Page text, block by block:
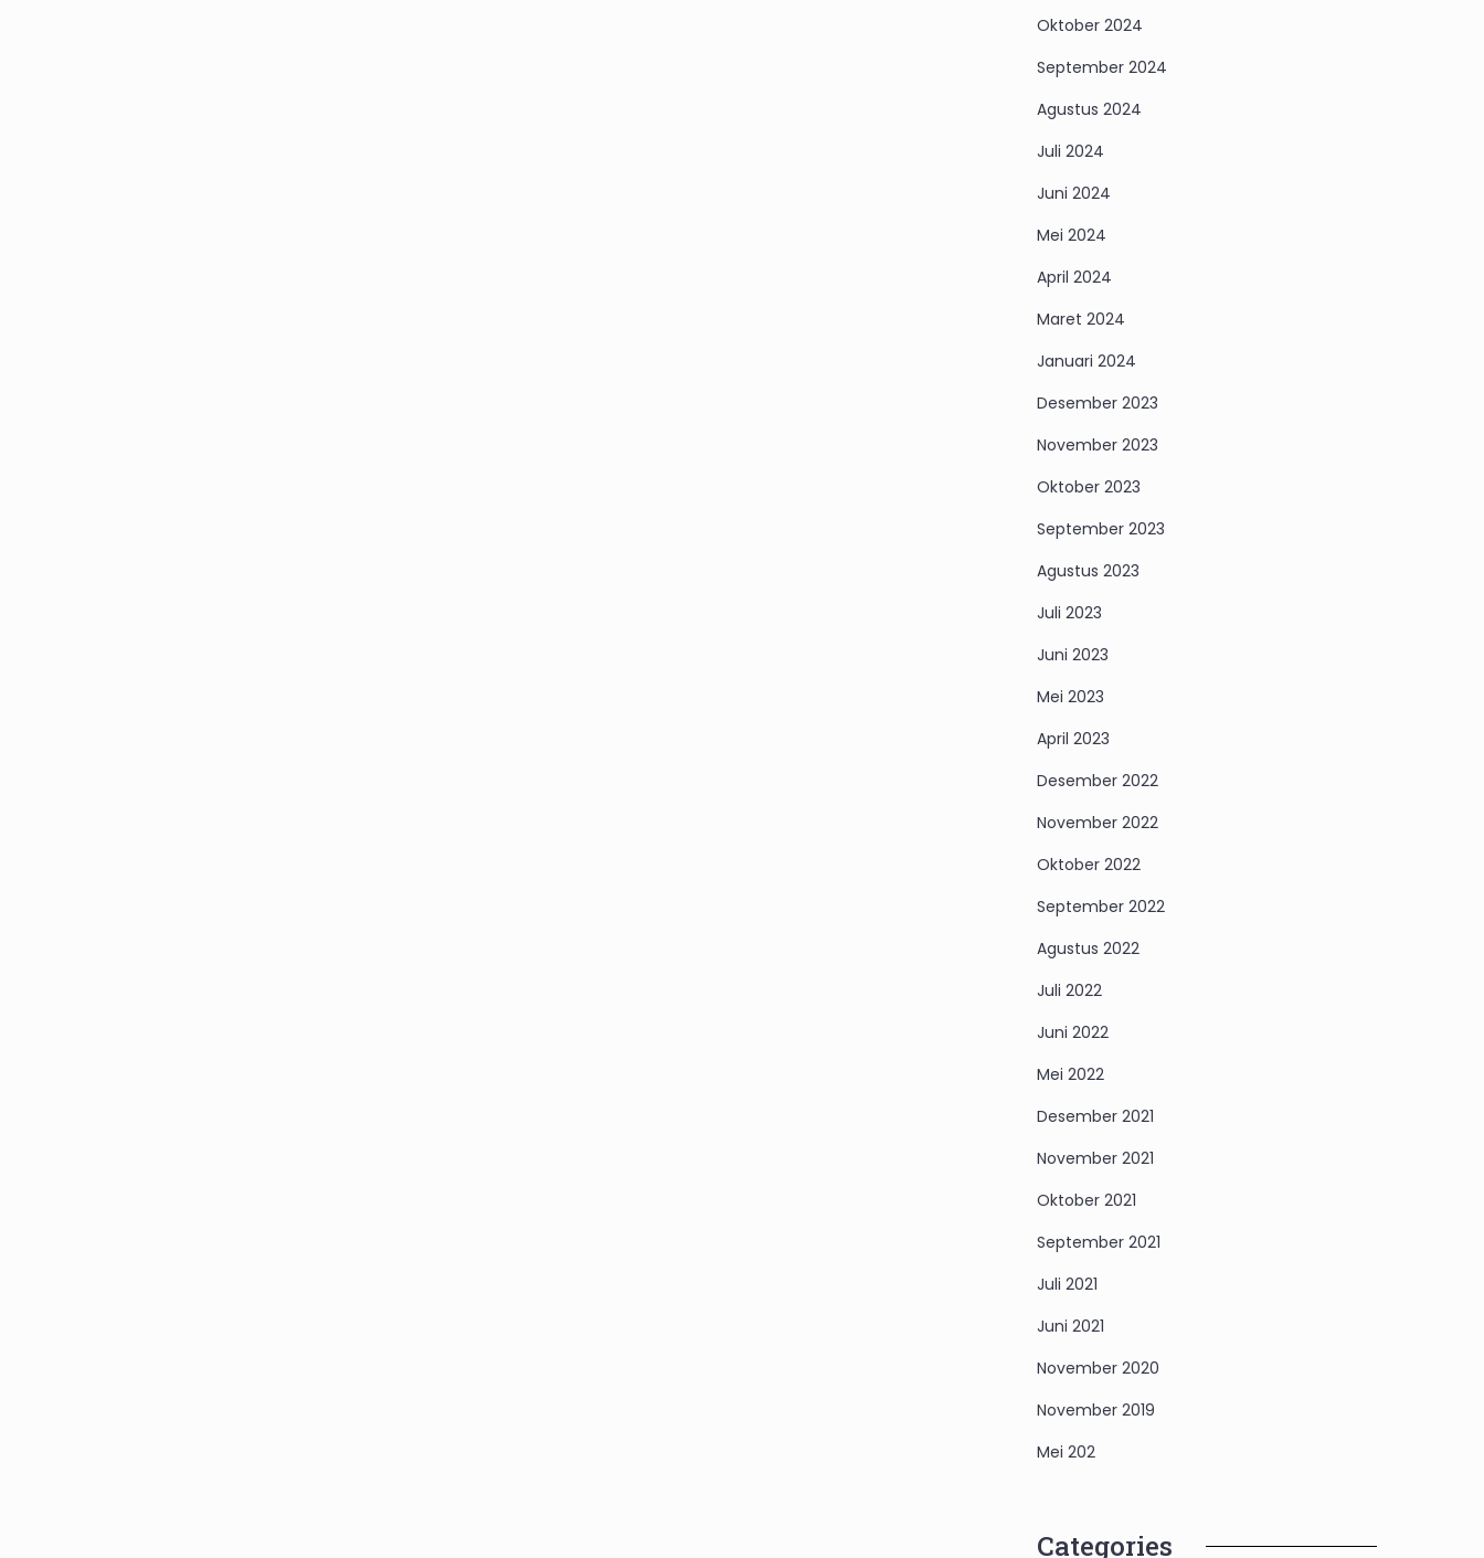
Oktober 2024
September 2024
Agustus 2024
Juli 2024
Juni 2024
Mei 2024
April 2024
Maret 2024
Januari 2024
Desember 2023
November 2023
Oktober 2023
September 2023
Agustus 2023
Juli 2023
Juni 2023
Mei 2023
April 2023
Desember 2022
November 2022
Oktober 2022
September 2022
Agustus 2022
Juli 2022
Juni 2022
Mei 2022
Desember 2021
November 2021
Oktober 2021
September 2021
Juli 2021
Juni 2021
November 2020
November 2019
Mei 202
Categories